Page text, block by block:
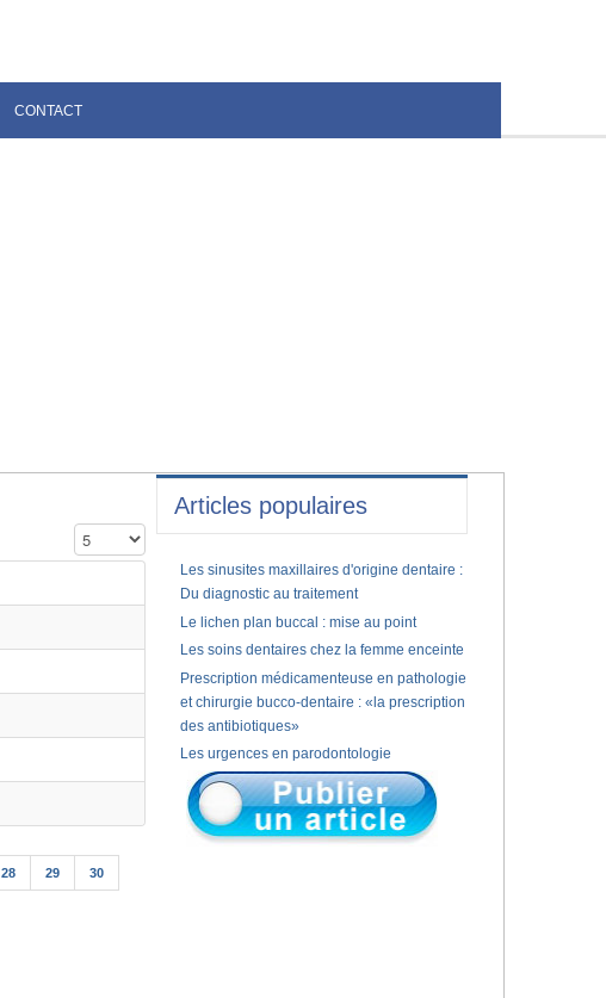
CONTACT
Affichage #
28 29 30
Articles populaires
Les sinusites maxillaires d'origine dentaire :
Du diagnostic au traitement
Le lichen plan buccal : mise au point
Les soins dentaires chez la femme enceinte
Prescription médicamenteuse en pathologie
et chirurgie bucco-dentaire : «la prescription
des antibiotiques»
Les urgences en parodontologie